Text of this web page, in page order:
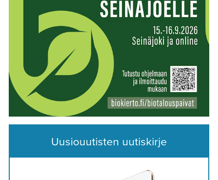
Uusiouutisten uutiskirje